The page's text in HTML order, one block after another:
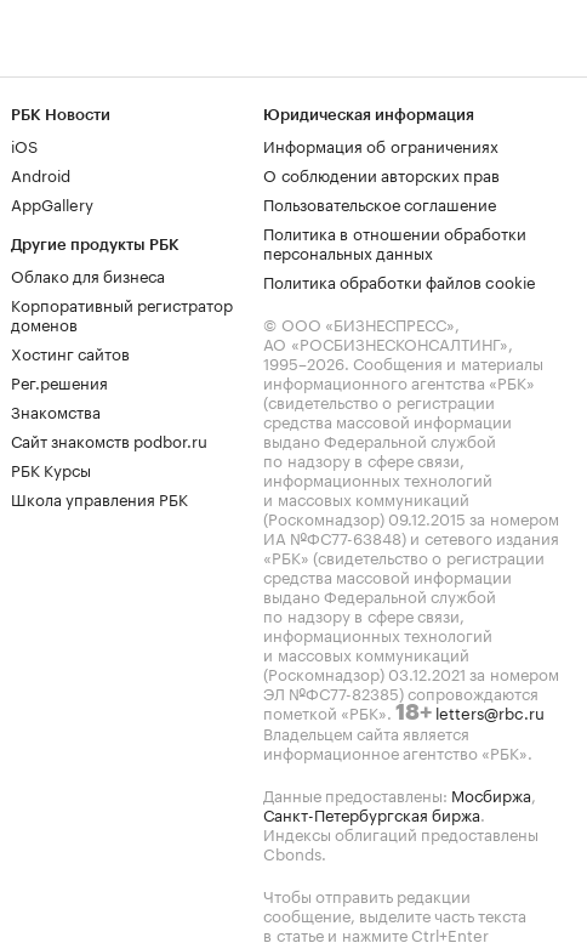
РБК Новости
iOS
Android
AppGallery
Другие продукты РБК
Облако для бизнеса
Корпоративный регистратор
доменов
Хостинг сайтов
Рег.решения
Знакомства
Сайт знакомств podbor.ru
РБК Курсы
Школа управления РБК
Юридическая информация
Информация об ограничениях
О соблюдении авторских прав
Пользовательское соглашение
Политика в отношении обработки
персональных данных
Политика обработки файлов cookie
© ООО «БИЗНЕСПРЕСС»,
АО «РОСБИЗНЕСКОНСАЛТИНГ»,
1995–2026. Сообщения и материалы
информационного агентства «РБК»
(свидетельство о регистрации
средства массовой информации
выдано Федеральной службой
по надзору в сфере связи,
информационных технологий
и массовых коммуникаций
(Роскомнадзор) 09.12.2015 за номером
ИА №ФС77-63848) и сетевого издания
«РБК» (свидетельство о регистрации
средства массовой информации
выдано Федеральной службой
по надзору в сфере связи,
информационных технологий
и массовых коммуникаций
(Роскомнадзор) 03.12.2021 за номером
ЭЛ №ФС77-82385) сопровождаются
пометкой «РБК». 18+ letters@rbc.ru
Владельцем сайта является
информационное агентство «РБК».
Данные предоставлены: Мосбиржа,
Санкт-Петербургская биржа.
Индексы облигаций предоставлены
Cbonds.
Чтобы отправить редакции
сообщение, выделите часть текста
в статье и нажмите Ctrl+Enter